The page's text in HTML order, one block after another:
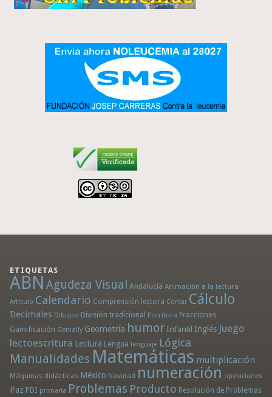
ETIQUETAS
ABN Agudeza Visual Andalucía Animación a la lectura
Artículo Calendario Comprensión lectora Contar Cálculo
Decimales Dibujos División tradicional Escritura Fracciones
Gamificación Genially Geometría humor Infantil Inglés Juego
lectoescritura Lectura Lengua lenguaje Lógica
Manualidades Matemáticas multiplicación
Máquinas didácticas México Navidad numeración operaciones
Paz PDI primaria Problemas Producto Resolución de Problemas